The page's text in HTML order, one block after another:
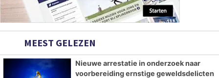
MEEST GELEZEN
Nieuwe arrestatie in onderzoek naar
voorbereiding ernstige geweldsdelicten